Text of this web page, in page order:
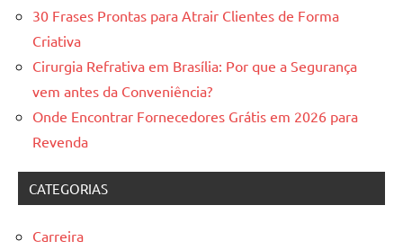
30 Frases Prontas para Atrair Clientes de Forma
Criativa
Cirurgia Refrativa em Brasília: Por que a Segurança
vem antes da Conveniência?
Onde Encontrar Fornecedores Grátis em 2026 para
Revenda
CATEGORIAS
Carreira